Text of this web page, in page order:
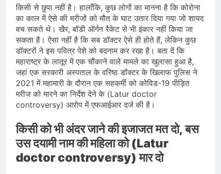
किसी से छुपा नहीं है। हालाँकि, कुछ लोगों का मानना है कि कोरोना
का काल में ऐसे की मरीजों को मौत के घाट उतार दिया गया जो शायद
बच सकते थे। खैर, बॉडी ऑर्गन रैकेट से भी इंकार नहीं किया जा
सकता है। ऐसा नहीं है कि सब डॉक्टर ऐसे ही होते हैं, लेकिन कुछ
डॉक्टरों ने इस पवित्र पेशे को बदनाम कर रखा है। बता दें कि
महाराष्ट्र के लातूर में एक चौंकाने वाले मामले का खुलासा हुआ है,
जहां एक सरकारी अस्पताल के वरिष्ठ डॉक्टर के खिलाफ पुलिस ने
2021 में महामारी के दौरान एक सहकर्मी को कोविड-19 पीड़ित
मरीज को मारने का निर्देश देने के (Latur doctor
controversy) आरोप में एफआईआर दर्ज की है।
किसी को भी अंदर जाने की इजाजत मत दो, बस
उस दयामी नाम की महिला को (Latur
doctor controversy) मार दो